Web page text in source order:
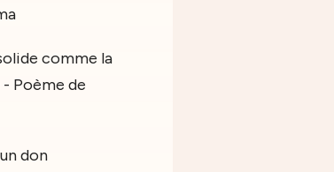
comme la
Poème de
don